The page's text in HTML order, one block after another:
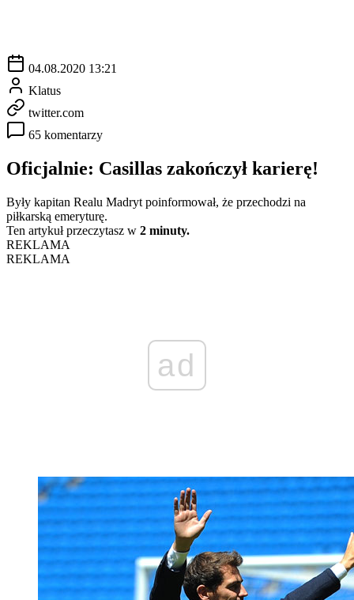
04.08.2020 13:21
Klatus
twitter.com
65 komentarzy
Oficjalnie: Casillas zakończył karierę!
Były kapitan Realu Madryt poinformował, że przechodzi na
piłkarską emeryturę.
Ten artykuł przeczytasz w 2 minuty.
REKLAMA
REKLAMA
ad